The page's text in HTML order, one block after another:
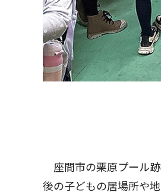
座間市の栗原プール
後の子どもの居場所や